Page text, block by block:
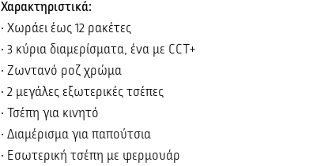
Χαρακτηριστικά:
• Χωράει έως 12 ρακέτες
• 3 κύρια διαμερίσματα, ένα με CCT+
• Ζωντανό ροζ χρώμα
• 2 μεγάλες εξωτερικές τσέπες
• Τσέπη για κινητό
• Διαμέρισμα για παπούτσια
• Εσωτερική τσέπη με φερμουάρ